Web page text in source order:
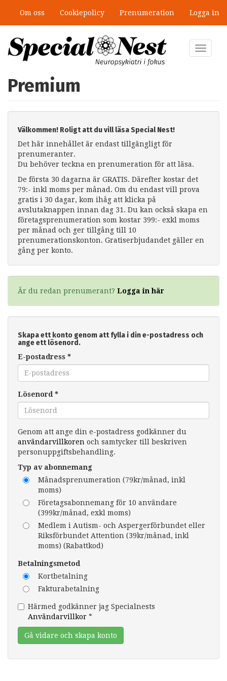
huvudinnehåll
Om oss Cookiepolicy Prenumeration Logga in
Toggle
Premium
Välkommen! Roligt att du vill läsa Special Nest!
Det här innehållet är endast tillgängligt för
prenumeranter.
Du behöver teckna en prenumeration för att läsa.
De första 30 dagarna är GRATIS. Därefter kostar det
79:- inkl moms per månad. Om du endast vill prova
gratis i 30 dagar, kom ihåg att klicka på
avslutaknappen innan dag 31. Du kan också skapa en
företagsprenumeration som kostar 399:- exkl moms
per månad och ger tillgång till 10
prenumerationskonton. Gratiserbjudandet gäller en
gång per konto.
Är du redan prenumerant? Logga in här
Skapa ett konto genom att fylla i din e-postadress och
ange ett lösenord.
E-postadress *
Lösenord *
Genom att ange din e-postadress godkänner du
användarvillkoren och samtycker till beskriven
personuppgiftsbehandling.
Typ av abonnemang
Månadsprenumeration (79kr/månad, inkl
moms)
Företagsabonnemang för 10 användare
(399kr/månad, exkl moms)
Medlem i Autism- och Aspergerförbundet eller
Riksförbundet Attention (39kr/månad, inkl
moms) (Rabattkod)
Betalningsmetod
Kortbetalning
Fakturabetalning
Härmed godkänner jag Specialnests
Användarvillkor *
Gå vidare och skapa konto